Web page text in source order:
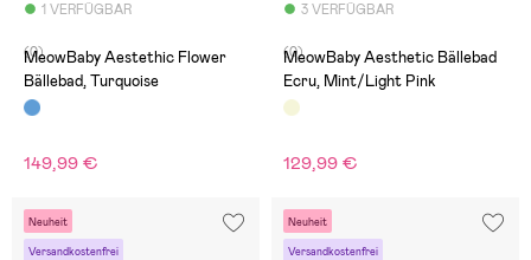
1 VERFÜGBAR
(0)
MeowBaby Aestethic Flower
Bällebad, Turquoise
149,99 €
3 VERFÜGBAR
(0)
MeowBaby Aesthetic Bällebad
Ecru, Mint/Light Pink
129,99 €
Neuheit
Versandkostenfrei
Neuheit
Versandkostenfrei